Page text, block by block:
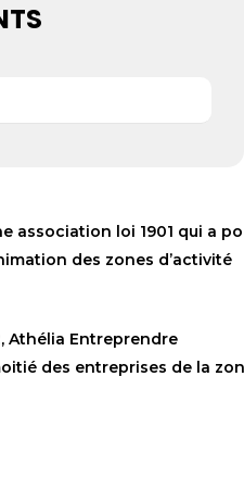
association loi 1901 qui a
des zones d’activité
Athélia Entreprendre
des entreprises de la